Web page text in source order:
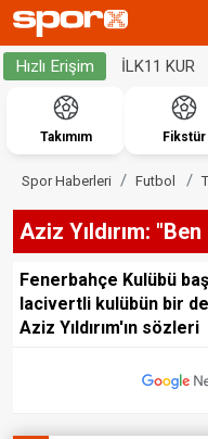
Hızlı Erişim İLK11 KUR
Takımım Fikstür
Spor Haberleri Futbol
Aziz Yıldırım:
Fenerbahçe Kulübü
lacivertli kulübün bir
Aziz Yıldırım'ın sözleri